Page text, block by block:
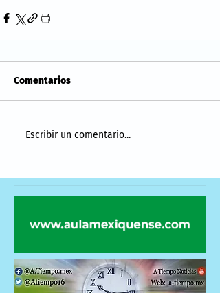
Comentarios
Escribir un comentario...